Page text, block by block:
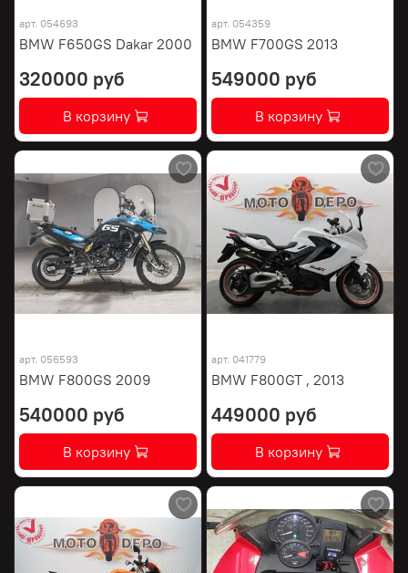
арт. 054693
BMW F650GS Dakar 2000
320000 руб
В корзину
арт. 054359
BMW F700GS 2013
549000 руб
В корзину
арт. 056593
BMW F800GS 2009
540000 руб
В корзину
арт. 041779
BMW F800GT , 2013
449000 руб
В корзину